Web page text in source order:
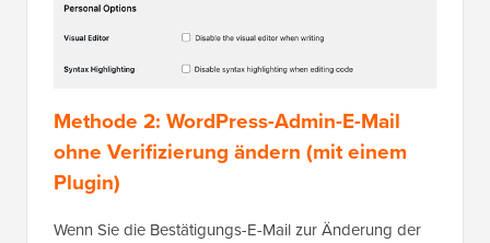
Methode 2: WordPress-Admin-E-Mail
ohne Verifizierung ändern (mit einem
Plugin)
Wenn Sie die Bestätigungs-E-Mail zur Änderung der